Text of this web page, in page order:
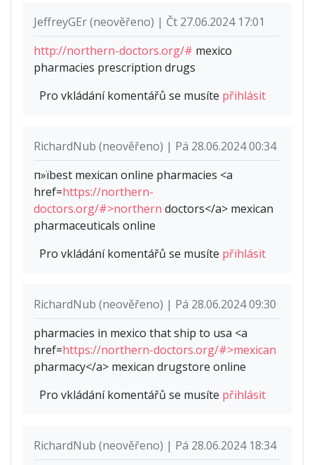
JeffreyGEr (neověřeno) | Čt 27.06.2024 17:01
http://northern-doctors.org/# mexico
pharmacies prescription drugs
Pro vkládání komentářů se musíte přihlásit
RichardNub (neověřeno) | Pá 28.06.2024 00:34
п»їbest mexican online pharmacies <a
href=https://northern-
doctors.org/#>northern doctors</a> mexican
pharmaceuticals online
Pro vkládání komentářů se musíte přihlásit
RichardNub (neověřeno) | Pá 28.06.2024 09:30
pharmacies in mexico that ship to usa <a
href=https://northern-doctors.org/#>mexican
pharmacy</a> mexican drugstore online
Pro vkládání komentářů se musíte přihlásit
RichardNub (neověřeno) | Pá 28.06.2024 18:34